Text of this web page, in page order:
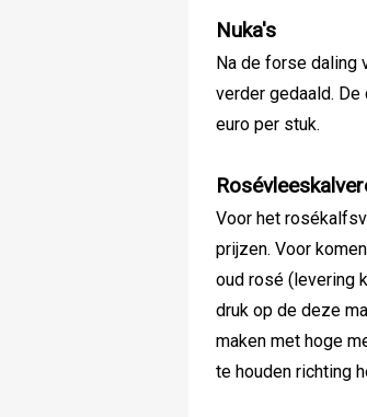
Nuka's
Na de forse daling
verder gedaald.
euro per stuk.
Voor het
prijzen. Voor
oud rosé (levering
druk op de deze
maken met hoge
te houden richting